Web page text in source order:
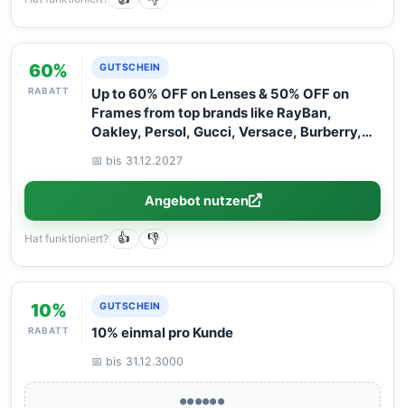
60%
RABATT
GUTSCHEIN
Up to 60% OFF on Lenses & 50% OFF on
Frames from top brands like RayBan,
Oakley, Persol, Gucci, Versace, Burberry,
miss out!
📅 bis 31.12.2027
Angebot nutzen
Hat funktioniert? 👍 👎
10%
RABATT
GUTSCHEIN
10% einmal pro Kunde
📅 bis 31.12.3000
●●●●●●